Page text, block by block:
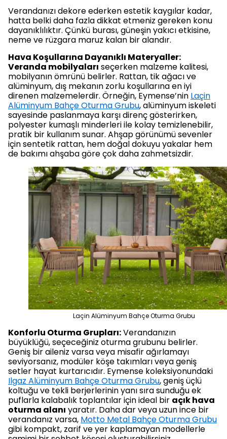
Verandanızı dekore ederken estetik kaygılar kadar,
hatta belki daha fazla dikkat etmeniz gereken konu
dayanıklılıktır. Çünkü burası, güneşin yakıcı etkisine,
neme ve rüzgara maruz kalan bir alandır.
Hava Koşullarına Dayanıklı Materyaller:
Veranda mobilyaları seçerken malzeme kalitesi,
mobilyanın ömrünü belirler. Rattan, tik ağacı ve
alüminyum, dış mekanın zorlu koşullarına en iyi
direnen malzemelerdir. Örneğin, Eymense’nin Laçin
Alüminyum Bahçe Oturma Grubu, alüminyum iskeleti
sayesinde paslanmaya karşı direnç gösterirken,
polyester kumaşlı minderleri ile kolay temizlenebilir,
pratik bir kullanım sunar. Ahşap görünümü sevenler
için sentetik rattan, hem doğal dokuyu yakalar hem
de bakımı ahşaba göre çok daha zahmetsizdir.
Laçin Alüminyum Bahçe Oturma Grubu
Konforlu Oturma Grupları:Verandanızın
büyüklüğü, seçeceğiniz oturma grubunu belirler.
Geniş bir aileniz varsa veya misafir ağırlamayı
seviyorsanız, modüler köşe takımları veya geniş
setler hayat kurtarıcıdır. Eymense koleksiyonundaki
Ilgaz Alüminyum Bahçe Oturma Grubu, geniş üçlü
koltuğu ve tekli berjerlerinin yanı sıra sunduğu ek
puflarla kalabalık toplantılar için ideal bir açık hava
oturma alanı yaratır. Daha dar veya uzun ince bir
verandanız varsa, Motto Metal Bahçe Oturma Grubu
gibi kompakt, zarif ve yer kaplamayan modellerle